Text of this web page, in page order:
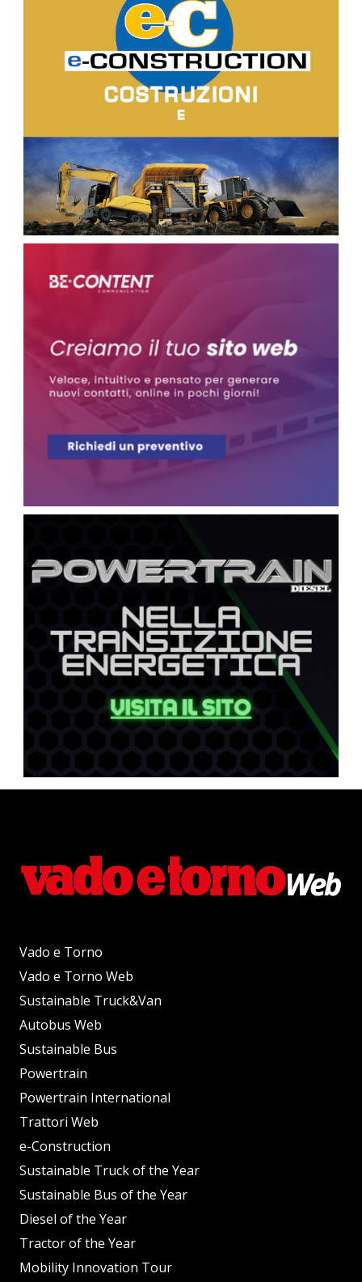
Vado e Torno
Vado e Torno Web
Sustainable Truck&Van
Autobus Web
Sustainable Bus
Powertrain
Powertrain International
Trattori Web
e-Construction
Sustainable Truck of the Year
Sustainable Bus of the Year
Diesel of the Year
Tractor of the Year
Mobility Innovation Tour